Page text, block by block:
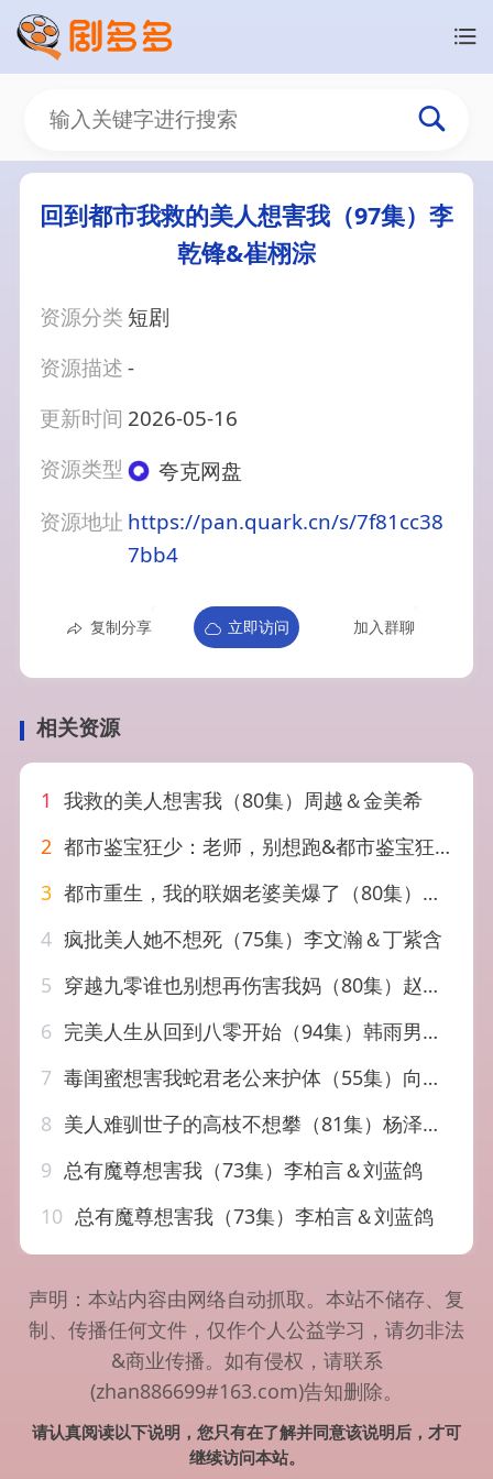
回到都市我救的美人想害我（97集）李
乾锋&崔栩淙
资源分类 短剧
资源描述-
更新时间 2026-05-16
资源类型
夸克网盘
资源地址 https://pan.quark.cn/s/7f81cc38
7bb4
复制分享 立即访问 加入群聊
相关资源
1 我救的美人想害我（80集）周越＆金美希
2 都市鉴宝狂少：老师，别想跑&都市鉴宝狂少老师别想跑（80集）徐培淇&田冰妍
3 都市重生，我的联姻老婆美爆了（80集）李想＆贾熙宁
4 疯批美人她不想死（75集）李文瀚＆丁紫含
5 穿越九零谁也别想再伤害我妈（80集）赵西&王攀
6 完美人生从回到八零开始（94集）韩雨男&刘辰宇
7 毒闺蜜想害我蛇君老公来护体（55集）向婧怡＆向昊
8 美人难驯世子的高枝不想攀（81集）杨泽＆乌日丽格
9 总有魔尊想害我（73集）李柏言＆刘蓝鸽
10 总有魔尊想害我（73集）李柏言＆刘蓝鸽
声明：本站内容由网络自动抓取。本站不储存、复
制、传播任何文件，仅作个人公益学习，请勿非法
&商业传播。如有侵权，请联系
(zhan886699#163.com)告知删除。
请认真阅读以下说明，您只有在了解并同意该说明后，才可
继续访问本站。